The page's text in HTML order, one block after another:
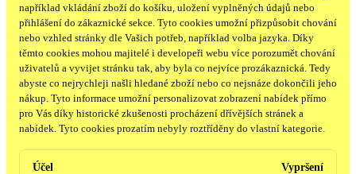
například vkládání zboží do košíku, uložení vyplněných údajů nebo
přihlášení do zákaznické sekce. Tyto cookies umožní přizpůsobit chování
nebo vzhled stránky dle Vašich potřeb, například volba jazyka. Díky
těmto cookies mohou majitelé i developeři webu více porozumět chování
uživatelů a vyvijet stránku tak, aby byla co nejvíce prozákaznická. Tedy
abyste co nejrychleji našli hledané zboží nebo co nejsnáze dokončili jeho
nákup. Tyto informace umožní personalizovat zobrazení nabídek přímo
pro Vás díky historické zkušenosti procházení dřívějších stránek a
nabídek. Tyto cookies prozatím nebyly roztříděny do vlastní kategorie.
Účel Vypršení